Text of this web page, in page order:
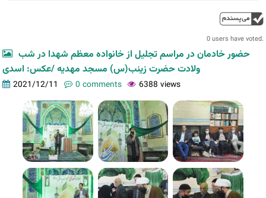
0 users have voted.
حضور خادمان در مراسم تجلیل از خانواده معظم شهدا در شب
ولادت حضرت زینب(س) مسجد مهدیه /عکس: اسدی
2021/12/11 0 comments 6388 views